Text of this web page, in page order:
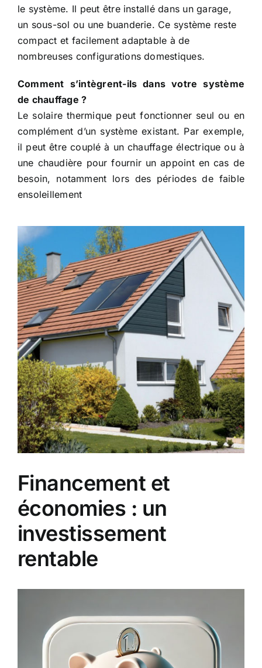
le système. Il peut être installé dans un garage,
un sous-sol ou une buanderie. Ce système reste
compact et facilement adaptable à de
nombreuses configurations domestiques.
Comment s’intègrent-ils dans votre système
de chauffage ?
Le solaire thermique peut fonctionner seul ou en
complément d’un système existant. Par exemple,
il peut être couplé à un chauffage électrique ou à
une chaudière pour fournir un appoint en cas de
besoin, notamment lors des périodes de faible
ensoleillement
Financement et
économies : un
investissement
rentable